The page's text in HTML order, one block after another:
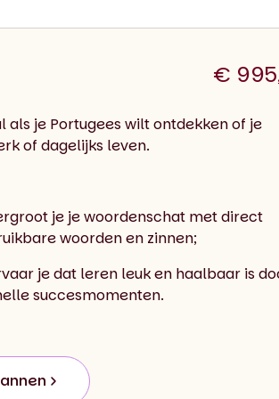
€
je Portugees wilt ontdekken of je
of dagelijks leven.
je je woordenschat met direct
woorden en zinnen;
je dat leren leuk en haalbaar is
succesmomenten.